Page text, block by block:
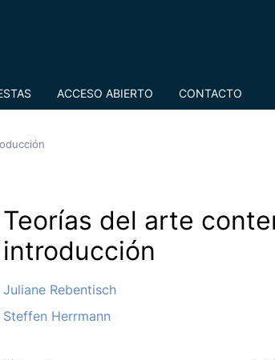
ACCESO ABIERTO CONTACTO
Teorías del arte
introducción
Juliane Rebentisch
Steffen Herrmann